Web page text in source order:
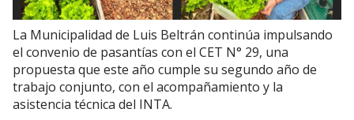
La Municipalidad de Luis Beltrán continúa impulsando
el convenio de pasantías con el CET N° 29, una
propuesta que este año cumple su segundo año de
trabajo conjunto, con el acompañamiento y la
asistencia técnica del INTA.